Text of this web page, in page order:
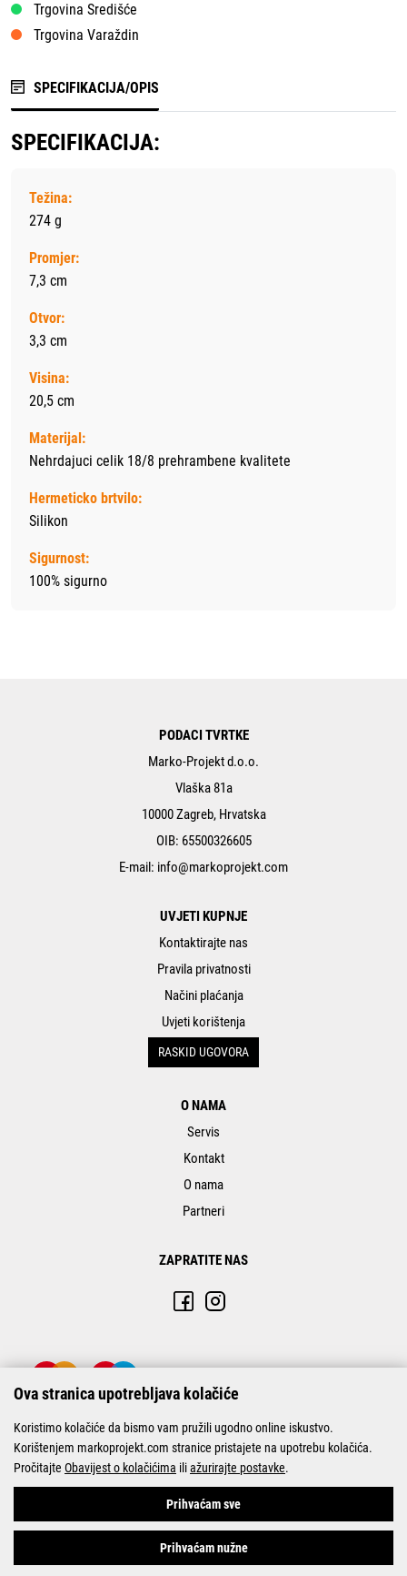
Trgovina Središće
Trgovina Varaždin
SPECIFIKACIJA/OPIS
SPECIFIKACIJA:
Težina:
274 g
Promjer:
7,3 cm
Otvor:
3,3 cm
Visina:
20,5 cm
Materijal:
Nehrdajuci celik 18/8 prehrambene kvalitete
Hermeticko brtvilo:
Silikon
Sigurnost:
100% sigurno
PODACI TVRTKE
Marko-Projekt d.o.o.
Vlaška 81a
10000 Zagreb, Hrvatska
OIB: 65500326605
E-mail: info@markoprojekt.com
UVJETI KUPNJE
Kontaktirajte nas
Pravila privatnosti
Načini plaćanja
Uvjeti korištenja
RASKID UGOVORA
O NAMA
Servis
Kontakt
O nama
Partneri
ZAPRATITE NAS
© Marko-Projekt 2026
Ova stranica upotrebljava kolačiće
Koristimo kolačiće da bismo vam pružili ugodno online iskustvo.
Korištenjem markoprojekt.com stranice pristajete na upotrebu kolačića.
Pročitajte Obavijest o kolačićima iliažurirajte postavke.
Prihvaćam sve
Prihvaćam nužne